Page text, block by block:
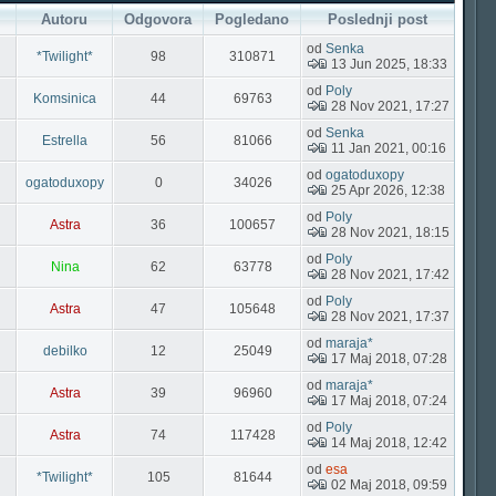
Autoru Odgovora Pogledano Poslednji post
*Twilight* 98 310871 od Senka
13 Jun 2025, 18:33
Komsinica 44 69763 od Poly
28 Nov 2021, 17:27
Estrella 56 81066 od Senka
11 Jan 2021, 00:16
ogatoduxopy 0 34026 od ogatoduxopy
25 Apr 2026, 12:38
Astra 36 100657 od Poly
28 Nov 2021, 18:15
Nina 62 63778 od Poly
28 Nov 2021, 17:42
Astra 47 105648 od Poly
28 Nov 2021, 17:37
debilko 12 25049 od maraja*
17 Maj 2018, 07:28
Astra 39 96960 od maraja*
17 Maj 2018, 07:24
Astra 74 117428 od Poly
14 Maj 2018, 12:42
*Twilight* 105 81644 od esa
02 Maj 2018, 09:59